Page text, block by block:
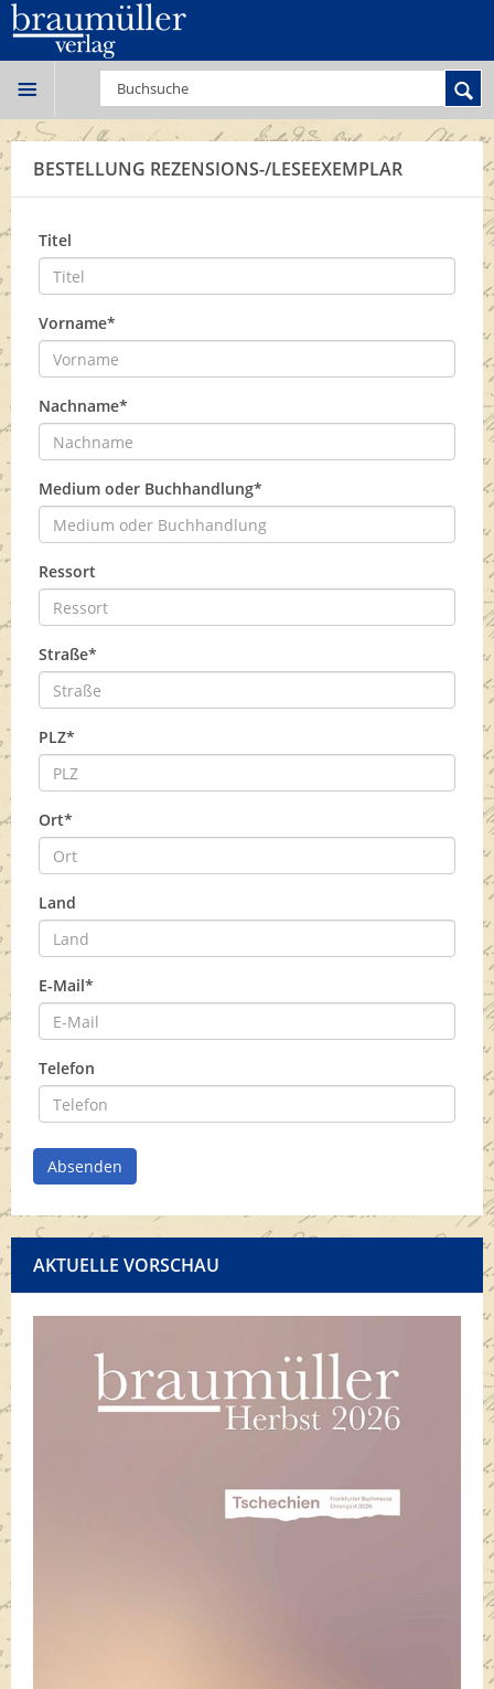
BESTELLUNG REZENSIONS-/LESEEXEMPLAR
Titel
Vorname*
Nachname*
Medium oder Buchhandlung*
Ressort
Straße*
PLZ*
Ort*
Land
E-Mail*
Telefon
Absenden
AKTUELLE VORSCHAU